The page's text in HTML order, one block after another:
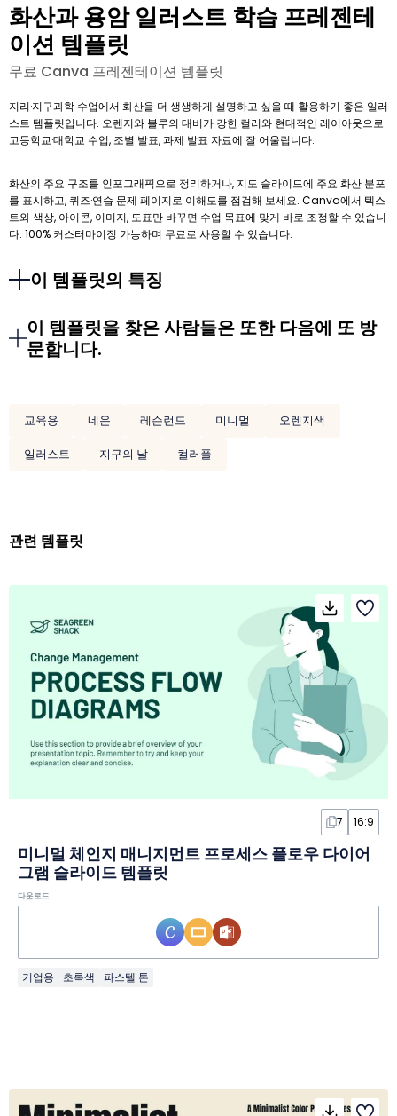
화산과 용암 일러스트 학습 프레젠테
이션 템플릿
무료 Canva 프레젠테이션 템플릿
지리·지구과학 수업에서 화산을 더 생생하게 설명하고 싶을 때 활용하기 좋은 일러
스트 템플릿입니다. 오렌지와 블루의 대비가 강한 컬러와 현대적인 레이아웃으로
고등학교·대학교 수업, 조별 발표, 과제 발표 자료에 잘 어울립니다.
화산의 주요 구조를 인포그래픽으로 정리하거나, 지도 슬라이드에 주요 화산 분포
를 표시하고, 퀴즈·연습 문제 페이지로 이해도를 점검해 보세요. Canva에서 텍스
트와 색상, 아이콘, 이미지, 도표만 바꾸면 수업 목표에 맞게 바로 조정할 수 있습니
다. 100% 커스터마이징 가능하며 무료로 사용할 수 있습니다.
이 템플릿의 특징
이 템플릿을 찾은 사람들은 또한 다음에 또 방
문합니다.
교육용 네온 레슨런드 미니멀
오렌지색
일러스트
지구의 날 컬러풀
관련 템플릿
7 16:9
미니멀 체인지 매니지먼트 프로세스 플로우 다이어
그램 슬라이드 템플릿
다운로드
기업용 초록색 파스텔 톤